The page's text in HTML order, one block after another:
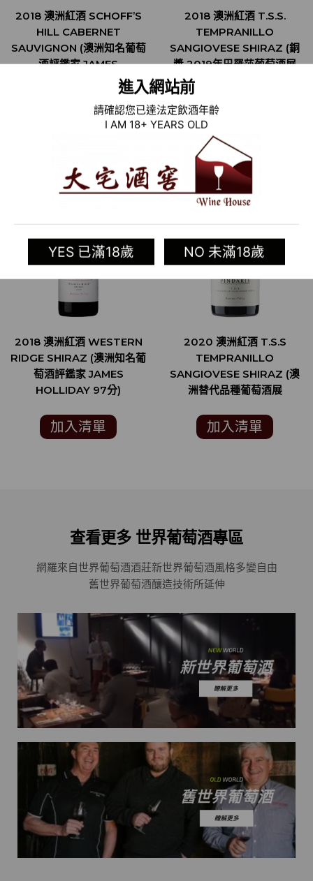
進入網站前
請確認您已達法定飲酒年齡
I AM 18+ YEARS OLD
YES 已滿18歲 NO 未滿18歲
2018 澳洲紅酒 SCHOFF’S
HILL CABERNET
SAUVIGNON (澳洲知名葡萄
酒評鑑家 JAMES
HOLLIDAY 95分)
加入清單
2018 澳洲紅酒 T.S.S.
TEMPRANILLO
SANGIOVESE SHIRAZ (銅
獎 2019年巴羅莎葡萄酒展
THE BAROSSA WINE
加入清單
2018 澳洲紅酒 WESTERN
RIDGE SHIRAZ (澳洲知名葡
萄酒評鑑家 JAMES
HOLLIDAY 97分)
加入清單
2020 澳洲紅酒 T.S.S
TEMPRANILLO
SANGIOVESE SHIRAZ (澳
洲替代品種葡萄酒展
AUSTRALIAN WINE
SHOW 銅牌)
加入清單
查看更多 世界葡萄酒專區
網羅來自世界葡萄酒酒莊新世界葡萄酒風格多變自由
舊世界葡萄酒釀造技術所延伸